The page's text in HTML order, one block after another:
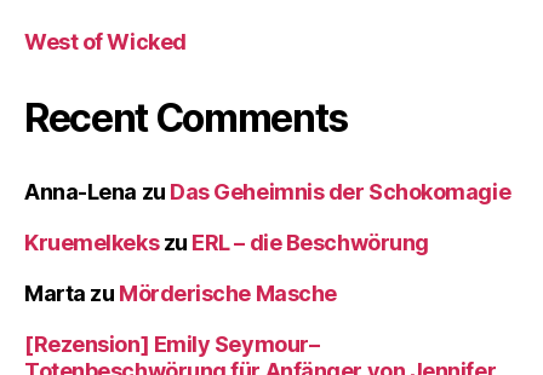
West of Wicked
Recent Comments
Anna-Lena zu Das Geheimnis der Schokomagie
Kruemelkekszu ERL – die Beschwörung
Marta zu Mörderische Masche
[Rezension] Emily Seymour–